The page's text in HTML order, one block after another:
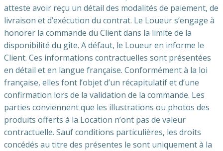
atteste avoir reçu un détail des modalités de paiement, de
livraison et d’exécution du contrat. Le Loueur s’engage à
honorer la commande du Client dans la limite de la
disponibilité du gîte. A défaut, le Loueur en informe le
Client. Ces informations contractuelles sont présentées
en détail et en langue française. Conformément à la loi
française, elles font l’objet d’un récapitulatif et d’une
confirmation lors de la validation de la commande. Les
parties conviennent que les illustrations ou photos des
produits offerts à la Location n’ont pas de valeur
contractuelle. Sauf conditions particulières, les droits
concédés au titre des présentes le sont uniquement à la